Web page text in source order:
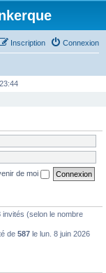
Connexion
Inscription
de moi
invités (selon le nombre
de 587 le lun. 8 juin 2026